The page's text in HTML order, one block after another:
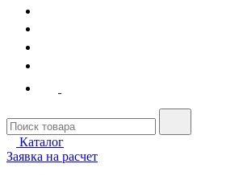
Каталог
Заявка на расчет